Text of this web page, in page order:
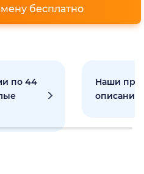
бесплатно
по 44
Наши